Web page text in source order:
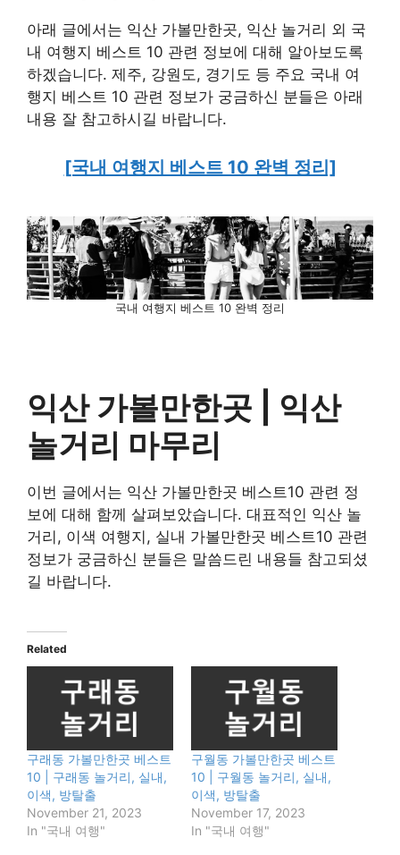
아래 글에서는 익산 가볼만한곳, 익산 놀거리 외 국
내 여행지 베스트 10 관련 정보에 대해 알아보도록
하겠습니다. 제주, 강원도, 경기도 등 주요 국내 여
행지 베스트 10 관련 정보가 궁금하신 분들은 아래
내용 잘 참고하시길 바랍니다.
[국내 여행지 베스트 10 완벽 정리]
국내 여행지 베스트 10 완벽 정리
익산 가볼만한곳 | 익산
놀거리 마무리
이번 글에서는 익산 가볼만한곳 베스트10 관련 정
보에 대해 함께 살펴보았습니다. 대표적인 익산 놀
거리, 이색 여행지, 실내 가볼만한곳 베스트10 관련
정보가 궁금하신 분들은 말씀드린 내용들 참고되셨
길 바랍니다.
Related
구래동 가볼만한곳 베스트
10 | 구래동 놀거리, 실내,
이색, 방탈출
November 21, 2023
In "국내 여행"
구월동 가볼만한곳 베스트
10 | 구월동 놀거리, 실내,
이색, 방탈출
November 17, 2023
In "국내 여행"